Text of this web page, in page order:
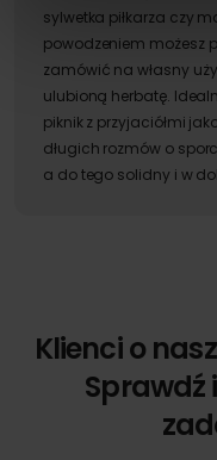
sylwetka piłkarza czy
powodzeniem możesz
zamówić na własny
ulubioną herbatę.
piknik z przyjaciółmi
długich rozmów o
a do tego solidny i w
Klienci o
Sprawdź